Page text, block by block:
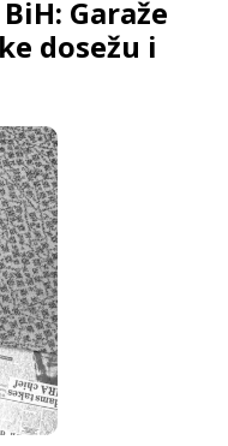
Garaže
dosežu i